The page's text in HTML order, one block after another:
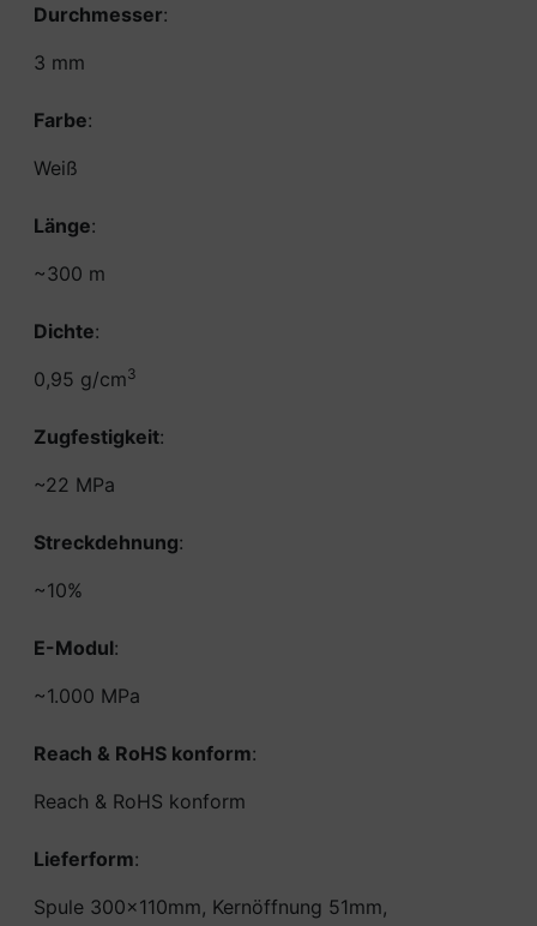
Durchmesser:
3 mm
Farbe:
Weiß
Länge:
~300 m
Dichte:
0,95 g/cm3
Zugfestigkeit:
~22 MPa
Streckdehnung:
~10%
E-Modul:
~1.000 MPa
Reach & RoHS konform:
Reach & RoHS konform
Lieferform:
Spule 300x110mm, Kernöffnung 51mm,